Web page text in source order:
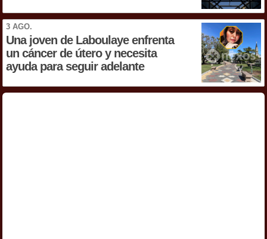
3 AGO.
Una joven de Laboulaye enfrenta
un cáncer de útero y necesita
ayuda para seguir adelante